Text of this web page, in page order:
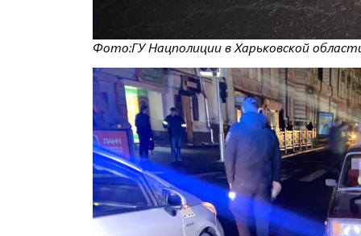
Фото:ГУ Нацполиции в Харьковской